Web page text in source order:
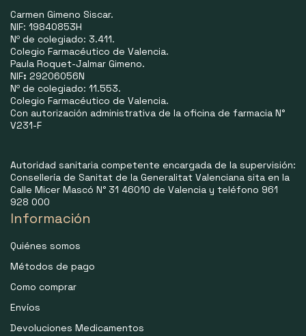
Carmen Gimeno Siscar.
NIF: 19840853H
Nº de colegiado: 3.411.
Colegio Farmacéutico de Valencia.
Paula Roquet-Jalmar Gimeno.
NIF: 29206056N
Nº de colegiado: 11.553.
Colegio Farmacéutico de Valencia.
Con autorización administrativa de la oficina de farmacia N°
V231-F
Autoridad sanitaria competente encargada de la supervisión:
Consellería de Sanitat de la Generalitat Valenciana sita en la
Calle Micer Mascó N° 31 46010 de Valencia y teléfono 961
928 000
Información
Quiénes somos
Métodos de pago
Como comprar
Envíos
Devoluciones Medicamentos